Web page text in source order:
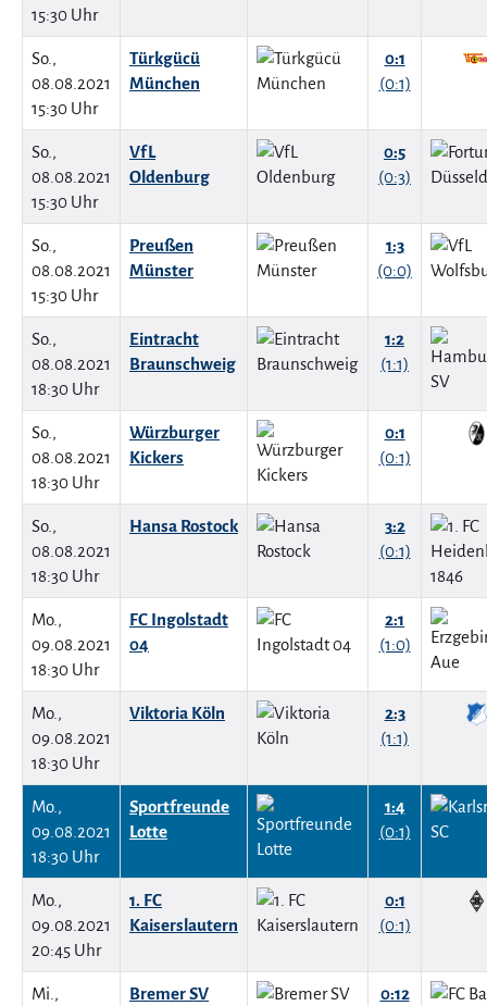
15:30 Uhr
So.,
08.08.2021
15:30 Uhr
Türkgücü
München
0:1
(0:1)
So.,
08.08.2021
15:30 Uhr
VfL
Oldenburg
0:5
(0:3)
So.,
08.08.2021
15:30 Uhr
Preußen
Münster
1:3
(0:0)
So.,
08.08.2021
18:30 Uhr
Eintracht
Braunschweig
1:2
(1:1)
So.,
08.08.2021
18:30 Uhr
Würzburger
Kickers
0:1
(0:1)
So.,
08.08.2021
18:30 Uhr
Hansa Rostock
3:2
(0:1)
Mo.,
09.08.2021
18:30 Uhr
FC Ingolstadt
04
2:1
(1:0)
Mo.,
09.08.2021
18:30 Uhr
Viktoria Köln
2:3
(1:1)
Mo.,
09.08.2021
18:30 Uhr
Sportfreunde
Lotte
1:4
(0:1)
Mo.,
09.08.2021
20:45 Uhr
1. FC
Kaiserslautern
0:1
(0:1)
Mi.,
Bremer SV
0:12